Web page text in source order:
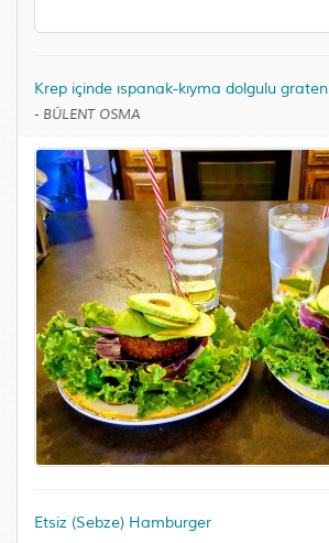
Krep içinde ıspanak-kıyma dolgulu graten
- BÜLENT OSMA
Etsiz (Sebze) Hamburger